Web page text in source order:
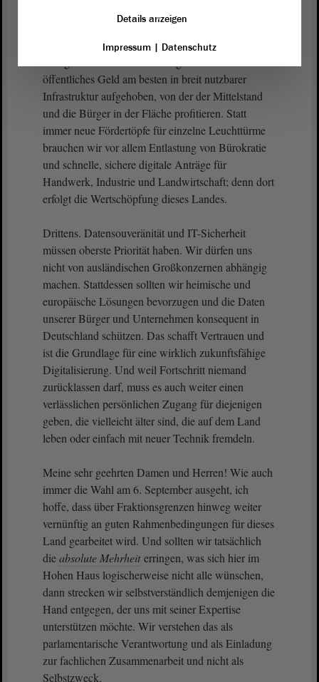
bündeln, wie zuletzt bei der nicht realisierten Intel-
Ansiedlung, hängt eine ganze Region an einer
öffentliches Geld am besten in breit nutzbarer
Infrastruktur aufgehoben, von der der Mittelstand
und die Bürger in der Fläche profitieren. Statt
immer neue Fördertöpfe für einzelne Leuchttürme
brauchen wir vor allem Entlastung von Bürokratie
und schnelle, sichere digitale Anträge für
Handwerk, Industrie und Landwirtschaft; denn dort
erfolgt die Wertschöpfung dieses Landes.
Drittens. Datensouveränität und IT-Sicherheit
müssen oberste Priorität haben. Wir dürfen uns
nicht von ausländischen Großkonzernen abhängig
machen. Stattdessen sollten wir heimische und
europäische Lösungen bevorzugen und die Daten
unserer Bürger und Unternehmen konsequent in
Deutschland schützen. Das schafft Vertrauen und
ist die Grundlage für eine wirklich zukunftsfähige
Digitalisierung. Und weil Fortschritt niemand
zurücklassen darf, muss es auch weiter einen
verlässlichen persönlichen Zugang für diejenigen
geben, die vielleicht älter sind, die auf dem Land
leben oder einfach mit neuer Technik fremdeln.
Meine sehr geehrten Damen und Herren! Wie auch
immer die Wahl am 6. September ausgeht, ich
hoffe, dass über Fraktionsgrenzen hinweg weiter
vernünftig an guten Rahmenbedingungen für dieses
Land gearbeitet wird. Und sollten wir tatsächlich
dieabsolute Mehrheit erringen, was sich hier im
Hohen Haus logischerweise nicht alle wünschen,
dann strecken wir selbstverständlich demjenigen die
Hand entgegen, der uns mit seiner Expertise
unterstützen möchte. Wir verstehen das als
parlamentarische Verantwortung und als Einladung
zur fachlichen Zusammenarbeit und nicht als
Selbstzweck.
Details anzeigen
Impressum| Datenschutz